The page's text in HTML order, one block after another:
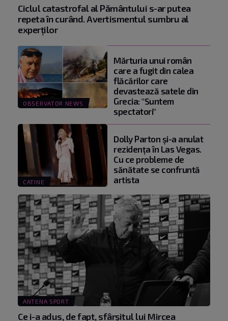
Ciclul catastrofal al Pământului s-ar putea
repeta în curând. Avertismentul sumbru al
experților
OBSERVATOR NEWS
Mărturia unui român
care a fugit din calea
flăcărilor care
devastează satele din
Grecia: "Suntem
spectatori"
CATINE
Dolly Parton și-a anulat
rezidența în Las Vegas.
Cu ce probleme de
sănătate se confruntă
artista
ANTENA SPORT
Ce i-a adus, de fapt, sfârșitul lui Mircea